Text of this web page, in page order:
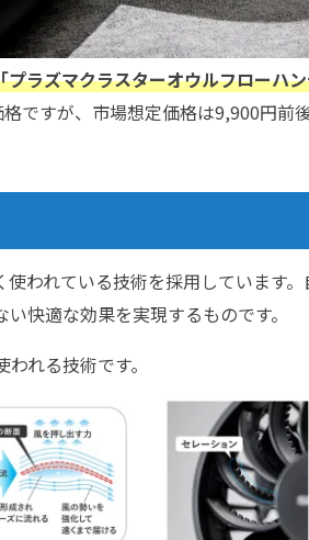
プラズマクラスターオウルフローハ
ですが、市場想定価格は9,900円前
使われている技術を採用しています
快適な効果を実現するものです。
れる技術です。